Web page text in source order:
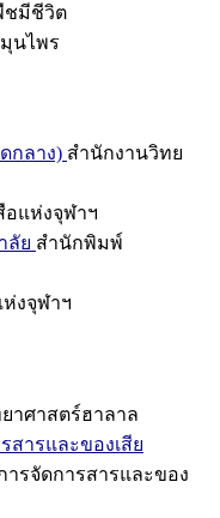
มีชีวิต
นไพร
กลาง) สำนักงานวิทย
แห่งจุฬาฯ
ลัย สำนักพิมพ์
งจุฬาฯ
าศาสตร์ฮาลาล
สารและของเสีย
ารจัดการสารและของ